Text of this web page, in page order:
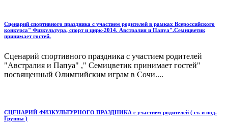
Сценарий спортивного праздника с участием родителей в рамках Всероссийского
конкурса" Физкультура, спорт и цирк-2014. Австралия и Папуа".Семицветик
принимает гостей.
Сценарий спортивного праздника с участием родителей
"Австралия и Папуа" ," Семицветик принимает гостей"
посвященный Олимпийским играм в Сочи....
СЦЕНАРИЙ ФИЗКУЛЬТУРНОГО ПРАЗДНИКА с участием родителей ( ст. и под.
Группы )